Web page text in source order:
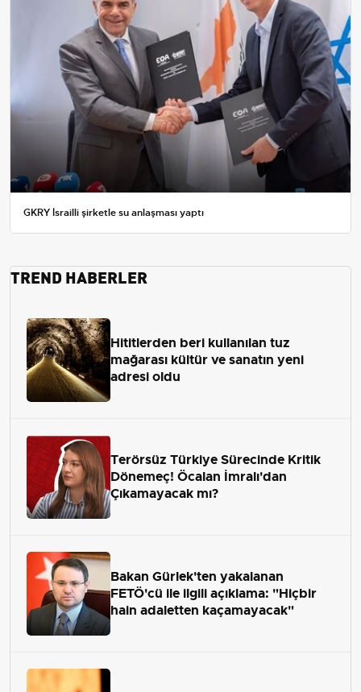
GKRY İsrailli şirketle su anlaşması yaptı
TREND HABERLER
Hititlerden beri kullanılan tuz
mağarası kültür ve sanatın yeni
adresi oldu
Terörsüz Türkiye Sürecinde Kritik
Dönemeç! Öcalan İmralı'dan
Çıkamayacak mı?
Bakan Gürlek'ten yakalanan
FETÖ'cü ile ilgili açıklama: "Hiçbir
hain adaletten kaçamayacak"